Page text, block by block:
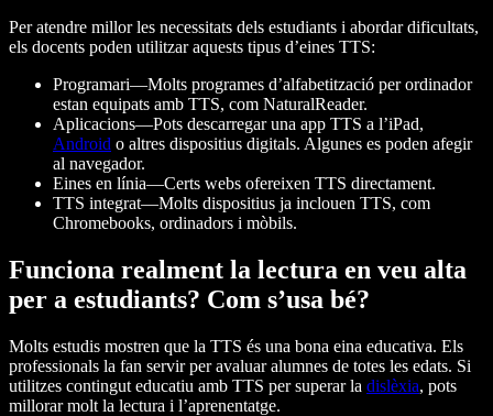
Per atendre millor les necessitats dels estudiants i abordar dificultats,
els docents poden utilitzar aquests tipus d’eines TTS:
Programari—Molts programes d’alfabetització per ordinador
estan equipats amb TTS, com NaturalReader.
Aplicacions—Pots descarregar una app TTS a l’iPad,
Android o altres dispositius digitals. Algunes es poden afegir
al navegador.
Eines en línia—Certs webs ofereixen TTS directament.
TTS integrat—Molts dispositius ja inclouen TTS, com
Chromebooks, ordinadors i mòbils.
Funciona realment la lectura en veu alta
per a estudiants? Com s’usa bé?
Molts estudis mostren que la TTS és una bona eina educativa. Els
professionals la fan servir per avaluar alumnes de totes les edats. Si
utilitzes contingut educatiu amb TTS per superar la dislèxia, pots
millorar molt la lectura i l’aprenentatge.